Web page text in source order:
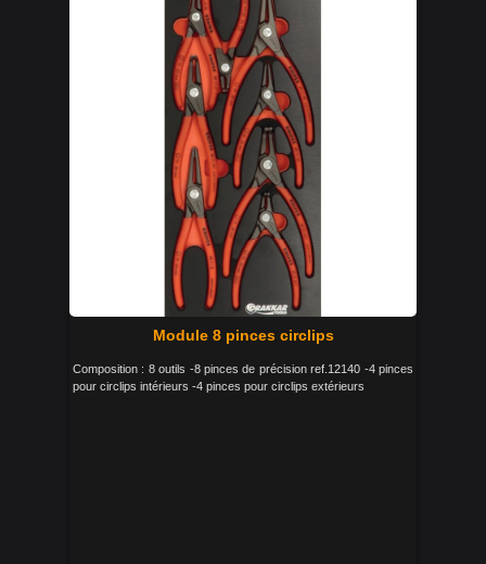
Module 8 pinces circlips
Composition : 8 outils -8 pinces de précision ref.12140 -4 pinces
pour circlips intérieurs -4 pinces pour circlips extérieurs